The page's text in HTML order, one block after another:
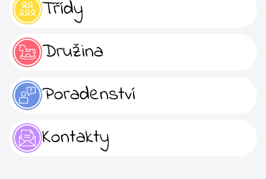
Třídy
Družina
Poradenství
Kontakty